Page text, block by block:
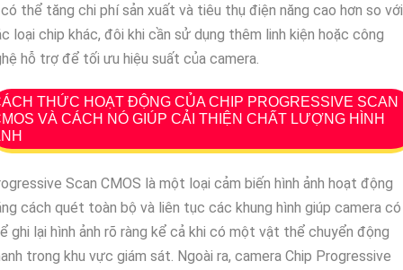
thể tăng chi phí sản xuất và tiêu thụ điện năng cao hơn so với
loại chip khác, đôi khi cần sử dụng thêm linh kiện hoặc công
hỗ trợ để tối ưu hiệu suất của camera.
THỨC HOẠT ĐỘNG CỦA CHIP PROGRESSIVE SCAN
VÀ CÁCH NÓ GIÚP CẢI THIỆN CHẤT LƯỢNG HÌNH
Scan CMOS là một loại cảm biến hình ảnh hoạt động
cách quét toàn bộ và liên tục các khung hình giúp camera có
ghi lại hình ảnh rõ ràng kể cả khi có một vật thể chuyển động
trong khu vực giám sát. Ngoài ra, camera Chip Progressive